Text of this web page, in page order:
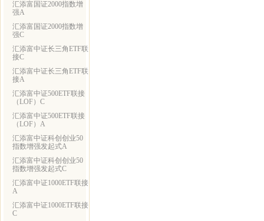
汇添富国证2000指数增
强A
汇添富国证2000指数增
强C
汇添富中证长三角ETF联
接C
汇添富中证长三角ETF联
接A
汇添富中证500ETF联接
（LOF）C
汇添富中证500ETF联接
（LOF）A
汇添富中证科创创业50
指数增强发起式A
汇添富中证科创创业50
指数增强发起式C
汇添富中证1000ETF联接
A
汇添富中证1000ETF联接
C